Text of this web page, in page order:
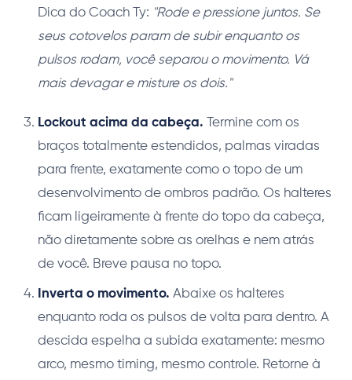
Dica do Coach Ty: "Rode e pressione juntos. Se
seus cotovelos param de subir enquanto os
pulsos rodam, você separou o movimento. Vá
mais devagar e misture os dois."
Lockout acima da cabeça. Termine com os
braços totalmente estendidos, palmas viradas
para frente, exatamente como o topo de um
desenvolvimento de ombros padrão. Os halteres
ficam ligeiramente à frente do topo da cabeça,
não diretamente sobre as orelhas e nem atrás
de você. Breve pausa no topo.
Inverta o movimento. Abaixe os halteres
enquanto roda os pulsos de volta para dentro. A
descida espelha a subida exatamente: mesmo
arco, mesmo timing, mesmo controle. Retorne à